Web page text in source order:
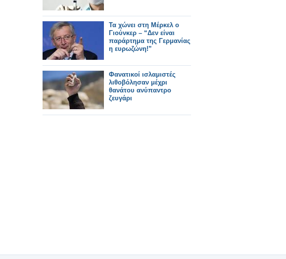
Τα χώνει στη Μέρκελ ο
Γιούνκερ – “Δεν είναι
παράρτημα της Γερμανίας
η ευρωζώνη!”
Φανατικοί ισλαμιστές
λιθοβόλησαν μέχρι
θανάτου ανύπαντρο
ζευγάρι